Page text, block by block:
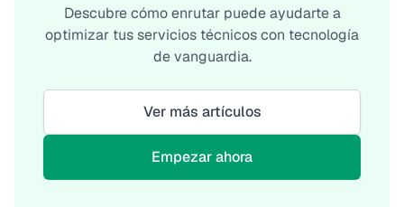
Descubre cómo enrutar puede ayudarte a
optimizar tus servicios técnicos con tecnología
de vanguardia.
Ver más artículos
Empezar ahora